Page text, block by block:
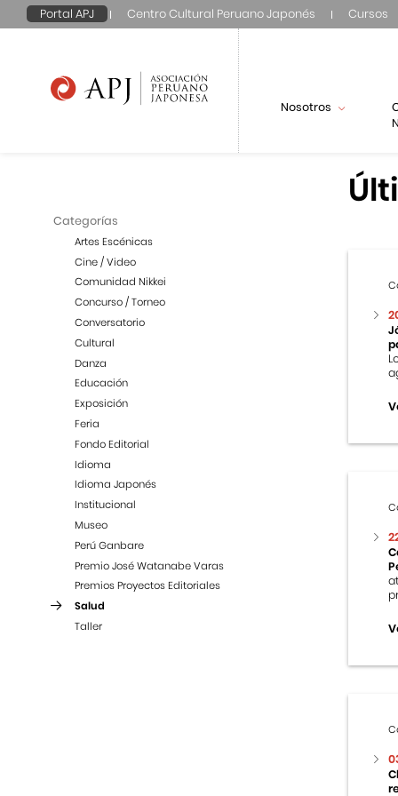
Portal APJ Centro Cultural Peruano Japonés Cursos
Nosotros
Categorías
Artes Escénicas
Cine / Video
Comunidad Nikkei
Concurso / Torneo
Conversatorio
Cultural
Danza
Educación
Exposición
Feria
Fondo Editorial
Idioma
Idioma Japonés
Institucional
Museo
Perú Ganbare
Premio José Watanabe Varas
Premios Proyectos Editoriales
Salud
Taller